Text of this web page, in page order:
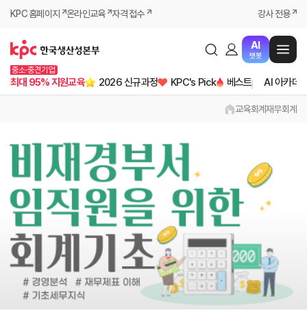
KPC 홈페이지 온라인교육 자격 접수 강사 전용
AI
챗봇
중소·중견기업
최대 95% 지원교육 2026 신규과정 KPC's Pick 베스트 AI 아카데
교육회계재무회계